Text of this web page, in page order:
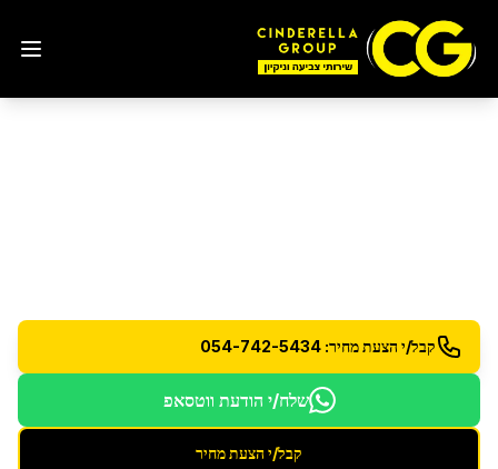
קבל/י הצעת מחיר: 054-742-5434
שלח/י הודעת ווטסאפ
קבל/י הצעת מחיר